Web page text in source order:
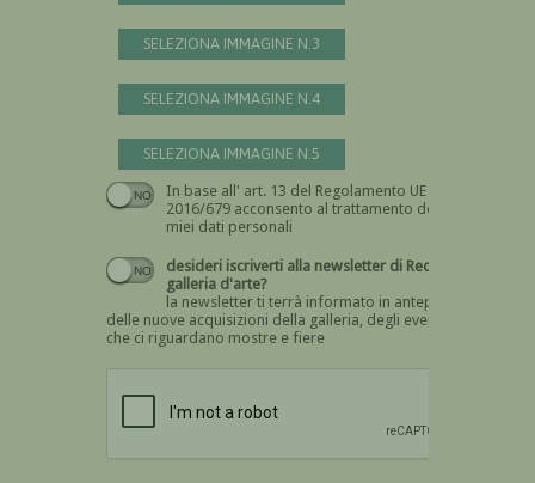
SELEZIONA IMMAGINE N.3
SELEZIONA IMMAGINE N.4
SELEZIONA IMMAGINE N.5
In base all' art. 13 del Regolamento UE n.
2016/679 acconsento al trattamento dei
miei dati personali
Devi dare il consenso
desideri iscriverti alla newsletter di Recta
galleria d'arte?
la newsletter ti terrà informato in anteprima
delle nuove acquisizioni della galleria, degli eventi
che ci riguardano mostre e fiere